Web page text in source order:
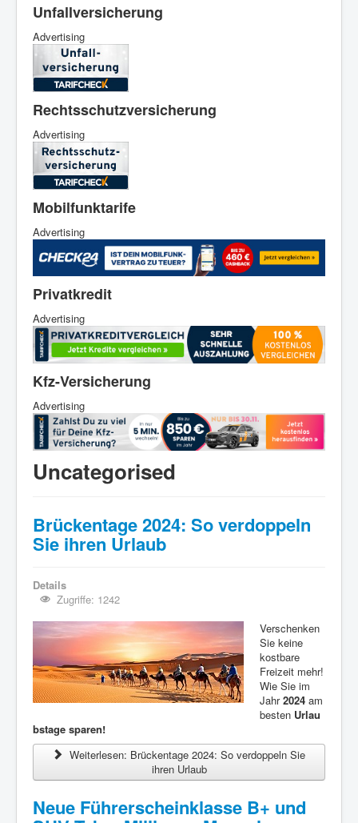
Unfallversicherung
Advertising
Rechtsschutzversicherung
Advertising
Mobilfunktarife
Advertising
Privatkredit
Advertising
Kfz-Versicherung
Advertising
Uncategorised
Brückentage 2024: So verdoppeln
Sie ihren Urlaub
Details
Zugriffe: 1242
Verschenken
Sie keine
kostbare
Freizeit mehr!
Wie Sie im
Jahr2024 am
besten Urlau
bstage sparen!
Weiterlesen: Brückentage 2024: So verdoppeln Sie
ihren Urlaub
Neue Führerscheinklasse B+ und